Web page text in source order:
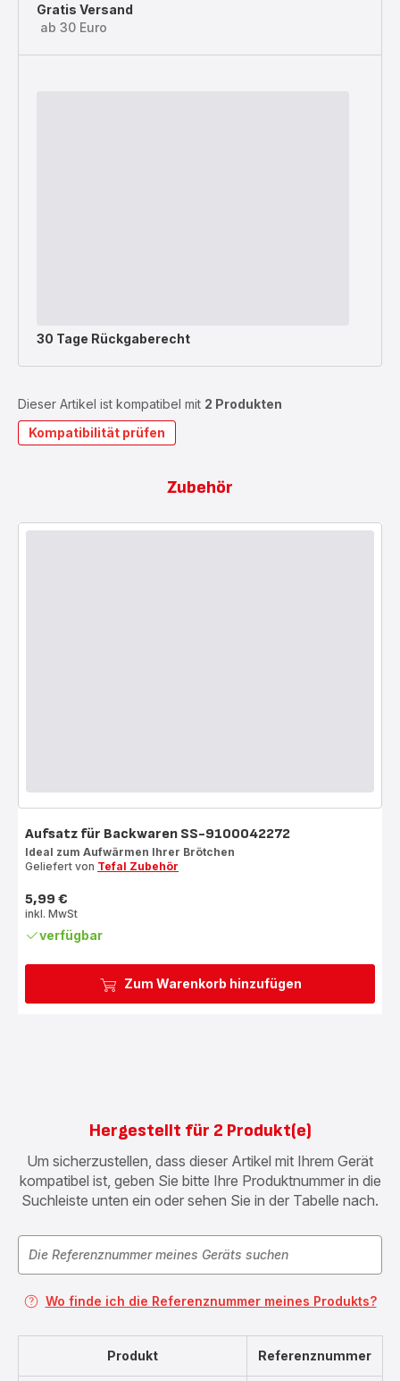
Gratis Versand
ab 30 Euro
30 Tage Rückgaberecht
Dieser Artikel ist kompatibel mit 2 Produkten
Kompatibilität prüfen
Zubehör
Zum Warenkorb hinzufügen
Aufsatz für Backwaren SS-9100042272
Ideal zum Aufwärmen Ihrer Brötchen
Geliefert von Tefal Zubehör
Preis
5,99 €
inkl. MwSt
verfügbar
Hergestellt für 2 Produkt(e)
Um sicherzustellen, dass dieser Artikel mit Ihrem Gerät
kompatibel ist, geben Sie bitte Ihre Produktnummer in die
Suchleiste unten ein oder sehen Sie in der Tabelle nach.
Wo finde ich die Referenznummer meines Produkts?
Produkt Referenznummer